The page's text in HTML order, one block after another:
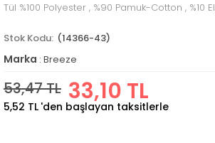
Tül %100 Polyester , %90 Pamuk-Cotton , %10
(14366-43)
Marka : Breeze
53,47 TL 33,10 TL
5,52 TL 'den başlayan taksitlerle